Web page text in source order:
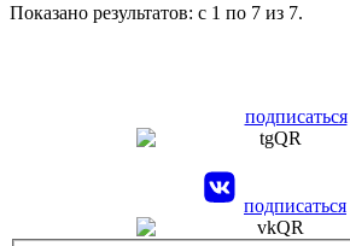
Показано результатов: с 1 по 7 из 7.
подписаться
подписаться